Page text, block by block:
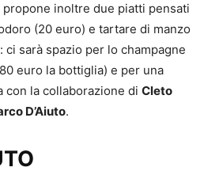
propone inoltre due piatti pensati
(20 euro) e tartare di manzo
ci sarà spazio per lo champagne
euro la bottiglia) e per una
con la collaborazione di Cleto
D’Aiuto.